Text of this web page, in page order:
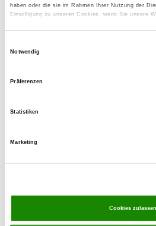
haben oder die sie im Rahmen Ihrer Nutzung der
Einwilligung zu unseren Cookies, wenn Sie unsere
Notwendig
Präferenzen
Statistiken
Marketing
Cookies zulassen